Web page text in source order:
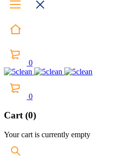
0
0
Cart (0)
Your cart is currently empty